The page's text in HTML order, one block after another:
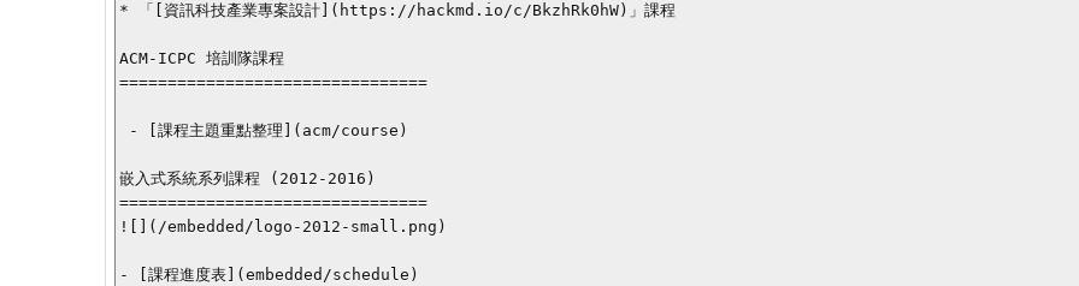
* 「[資訊科技產業專案設計](https://hackmd.io/c/BkzhRk0hW)」課程
ACM-ICPC 培訓隊課程
================================
嵌入式系統系列課程 (2012-2016)
================================
![](/embedded/logo-2012-small.png)
- [課程進度表](embedded/schedule)